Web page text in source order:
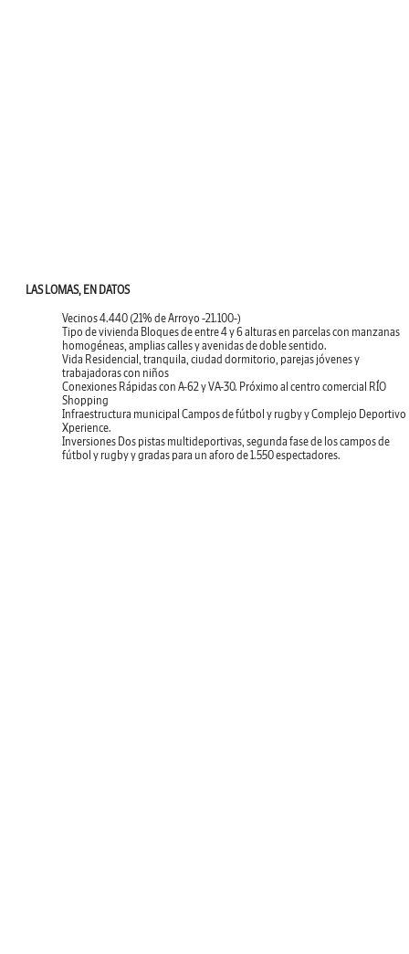
LAS LOMAS, EN DATOS
Vecinos4.440 (21% de Arroyo -21.100-)
Tipo de vivienda Bloques de entre 4 y 6 alturas en parcelas con manzanas
homogéneas, amplias calles y avenidas de doble sentido.
Vida Residencial, tranquila, ciudad dormitorio, parejas jóvenes y
trabajadoras con niños
Conexiones Rápidas con A-62 y VA-30. Próximo al centro comercial RÍO
Shopping
Infraestructura municipal Campos de fútbol y rugby y Complejo Deportivo
Xperience.
Inversiones Dos pistas multideportivas, segunda fase de los campos de
fútbol y rugby y gradas para un aforo de 1.550 espectadores.